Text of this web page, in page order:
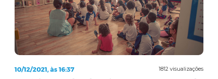
1812 visualizações
10/12/2021, às 16:37